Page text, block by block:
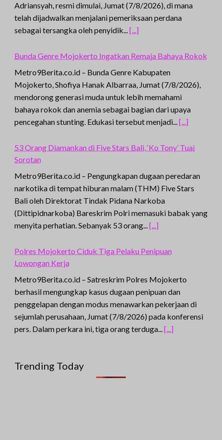
Adriansyah, resmi dimulai, Jumat (7/8/2026), di mana
telah dijadwalkan menjalani pemeriksaan perdana
sebagai tersangka oleh penyidik...[...]
Bunda Genre Mojokerto Ingatkan Remaja Bahaya Rokok
Metro9Berita.co.id – Bunda Genre Kabupaten
Mojokerto, Shofiya Hanak Albarraa, Jumat (7/8/2026),
mendorong generasi muda untuk lebih memahami
bahaya rokok dan anemia sebagai bagian dari upaya
pencegahan stunting. Edukasi tersebut menjadi...[...]
53 Orang Diamankan di Five Stars Bali, ‘Ko Tony’ Tuai
Sorotan
Metro9Berita.co.id – Pengungkapan dugaan peredaran
narkotika di tempat hiburan malam (THM) Five Stars
Bali oleh Direktorat Tindak Pidana Narkoba
(Dittipidnarkoba) Bareskrim Polri memasuki babak yang
menyita perhatian. Sebanyak 53 orang...[...]
Polres Mojokerto Ciduk Tiga Pelaku Penipuan
Lowongan Kerja
Metro9Berita.co.id – Satreskrim Polres Mojokerto
berhasil mengungkap kasus dugaan penipuan dan
penggelapan dengan modus menawarkan pekerjaan di
sejumlah perusahaan, Jumat (7/8/2026) pada konferensi
pers. Dalam perkara ini, tiga orang terduga...[...]
Trending Today